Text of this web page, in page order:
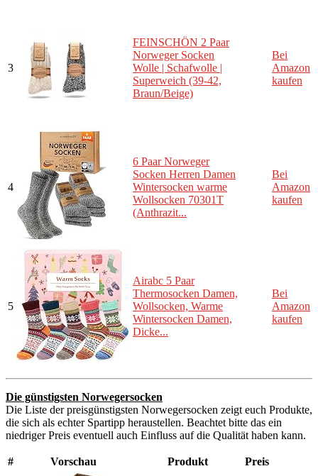
3
FEINSCHÖN 2 Paar
Norweger Socken
Wolle | Schafwolle |
Superweich (39-42,
Braun/Beige)
Bei
Amazon
kaufen
4
6 Paar Norweger
Socken Herren Damen
Wintersocken warme
Wollsocken 70301T
(Anthrazit...
Bei
Amazon
kaufen
5
Airabc 5 Paar
Thermosocken Damen,
Wollsocken, Warme
Wintersocken Damen,
Dicke...
Bei
Amazon
kaufen
Die günstigsten Norwegersocken
Die Liste der preisgünstigsten Norwegersocken zeigt euch Produkte,
die sich als echter Spartipp heraustellen. Beachtet bitte das ein
niedriger Preis eventuell auch Einfluss auf die Qualität haben kann.
# Vorschau Produkt Preis